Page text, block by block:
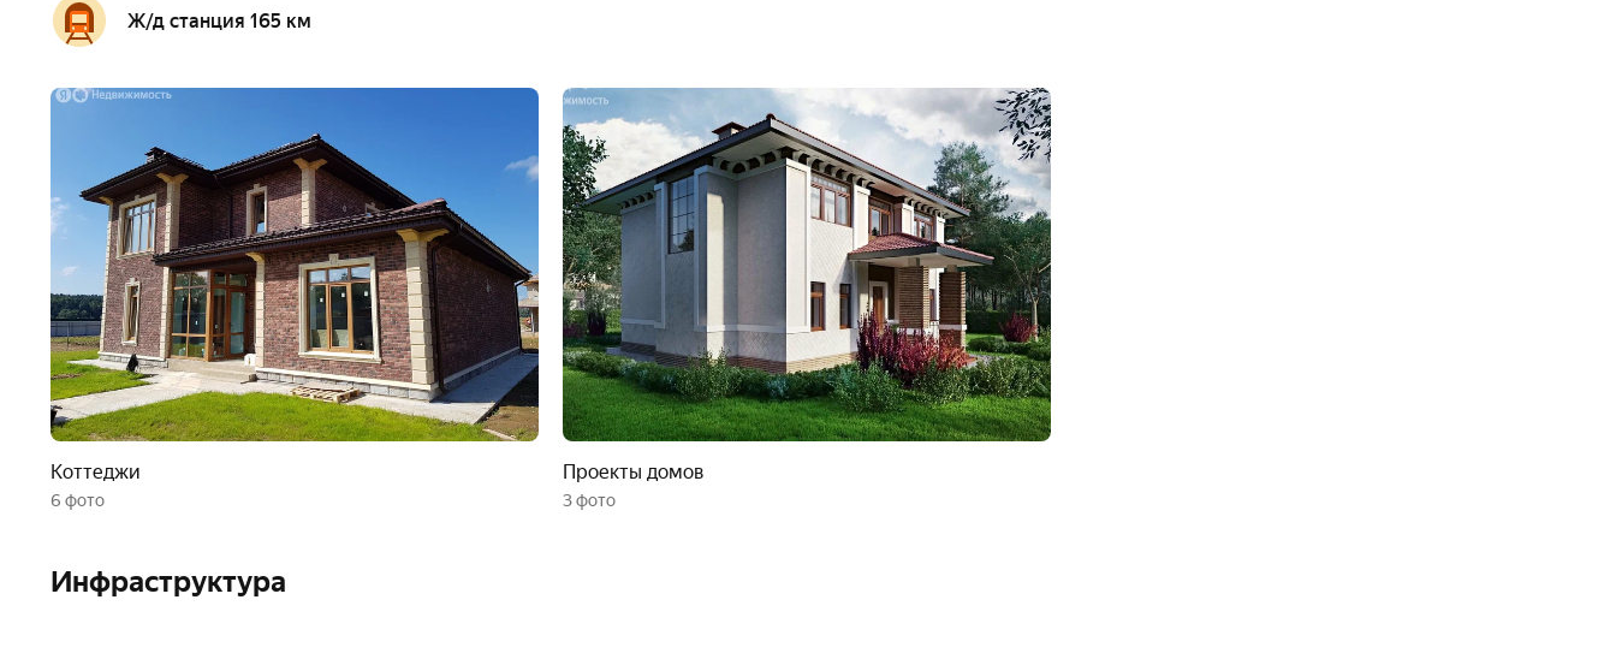
Ж/д станция 165 км
Коттеджи
6 фото
Проекты домов
3 фото
Инфраструктура